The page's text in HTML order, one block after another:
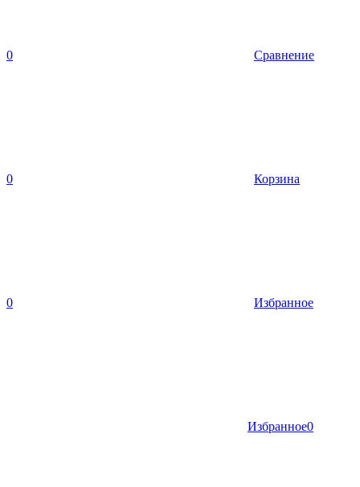
0 Сравнение
0 Корзина
0 Избранное
Избранное0